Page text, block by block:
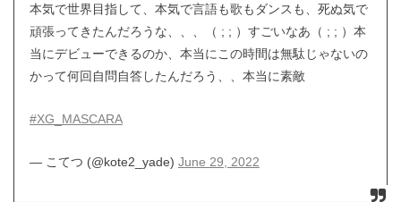
本気で世界目指して、本気で言語も歌もダンスも、死ぬ気で
頑張ってきたんだろうな、、、（ ; ; ）すごいなあ（ ; ; ）本
当にデビューできるのか、本当にこの時間は無駄じゃないの
かって何回自問自答したんだろう、、本当に素敵
#XG_MASCARA
— こてつ (@kote2_yade) June 29, 2022